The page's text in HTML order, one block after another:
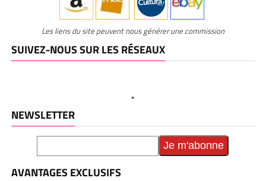
Les liens du site peuvent nous générer une commission
SUIVEZ-NOUS SUR LES RÉSEAUX
NEWSLETTER
AVANTAGES EXCLUSIFS